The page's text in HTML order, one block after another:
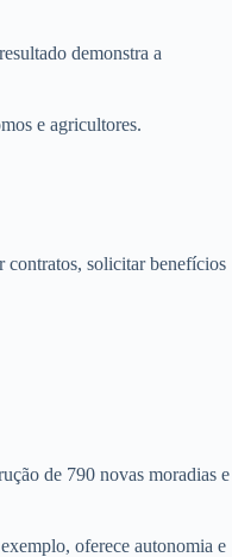
demonstra a
e agricultores.
contratos, solicitar benefícios
de 790 novas moradias e
oferece autonomia e